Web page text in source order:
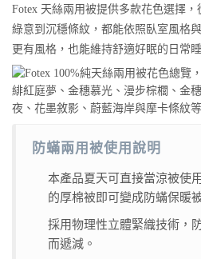
Fotex 天絲兩用被提供多款花色選擇
綠意到沉穩條紋，都能依照臥室風格
更有風格，也能維持舒適好眠的日常睡
防蟎兩用被使用說明
本產品夏天可直接當涼被使
的厚棉被即可變成防蟎保暖
採用物理性立體緊織技術，
而遞減。